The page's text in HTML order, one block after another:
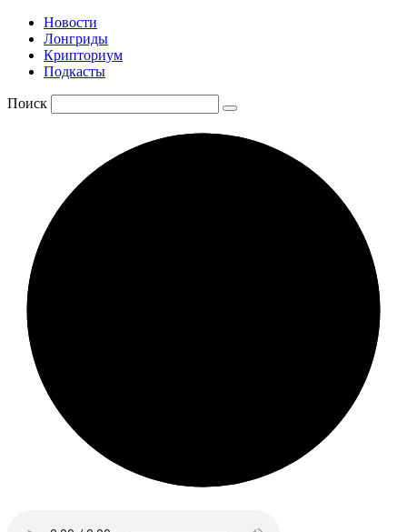
Новости
Лонгриды
Крипториум
Подкасты
Поиск